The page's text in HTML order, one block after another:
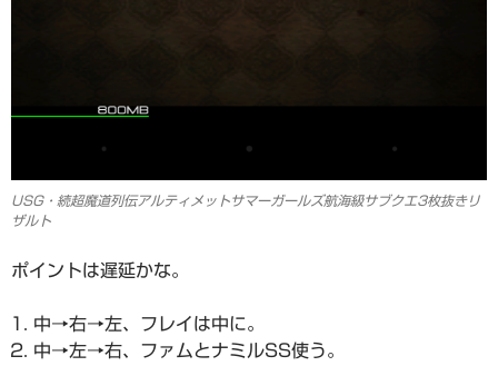
USG・続超魔道列伝アルティメットサマーガールズ航海級サブクエ3枚抜きリ
ザルト
ポイントは遅延かな。
中→右→左、フレイは中に。
中→左→右、ファムとナミルSS使う。